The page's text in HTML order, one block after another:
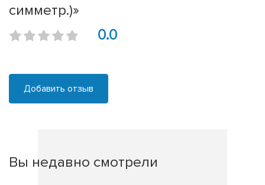
симметр.)»
0.0
Добавить отзыв
Вы недавно смотрели